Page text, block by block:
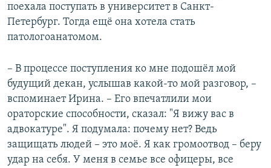
поехала поступать в университет в Санкт-
Петербург. Тогда ещё она хотела стать
патологоанатомом.
– В процессе поступления ко мне подошёл мой
будущий декан, услышав какой-то мой разговор, –
вспоминает Ирина. – Его впечатлили мои
ораторские способности, сказал: "Я вижу вас в
адвокатуре". Я подумала: почему нет? Ведь
защищать людей – это моё. Я как громоотвод – беру
удар на себя. У меня в семье все офицеры, все